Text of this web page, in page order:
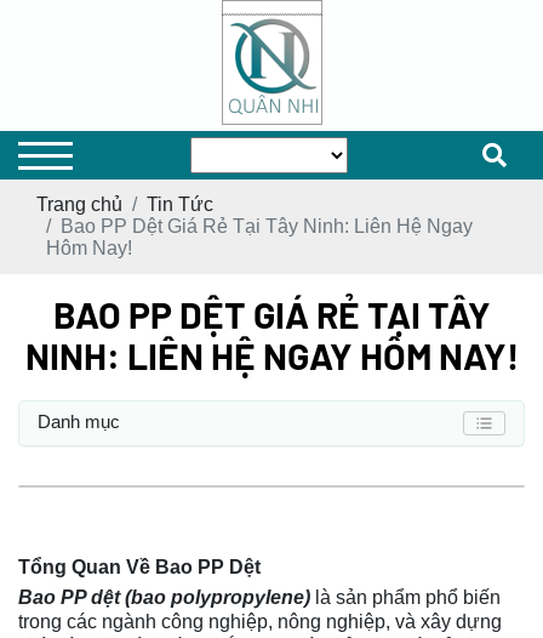
Trang chủ
Tin Tức
Bao PP Dệt Giá Rẻ Tại Tây Ninh: Liên Hệ Ngay
Hôm Nay!
BAO PP DỆT GIÁ RẺ TẠI TÂY
NINH: LIÊN HỆ NGAY HÔM NAY!
Danh mục
Tổng Quan Về Bao PP Dệt
Bao PP dệt(bao polypropylene) là sản phẩm phổ biến
trong các ngành công nghiệp, nông nghiệp, và xây dựng